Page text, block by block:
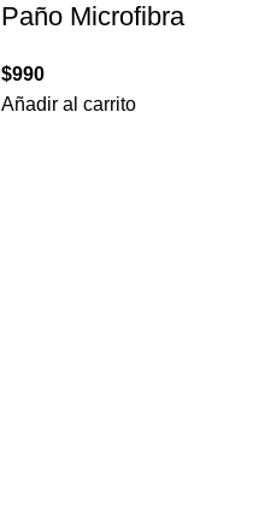
Paño Microfibra
$990
Añadir al carrito